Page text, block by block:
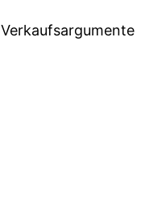
Verkaufsargumente